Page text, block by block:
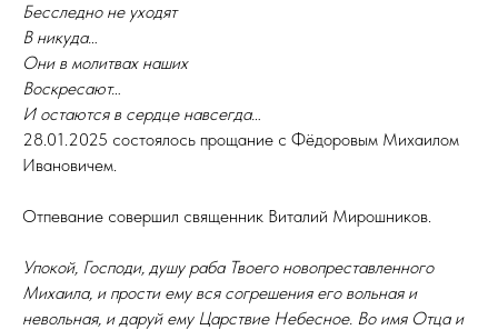
Бесследно не уходят
В никуда…
Они в молитвах наших
Воскресают…
И остаются в сердце навсегда…
28.01.2025 состоялось прощание с Фёдоровым Михаилом
Ивановичем.
Отпевание совершил священник Виталий Мирошников.
Упокой, Господи, душу раба Твоего новопреставленного
Михаила, и прости ему вся согрешения его вольная и
невольная, и даруй ему Царствие Небесное. Во имя Отца и